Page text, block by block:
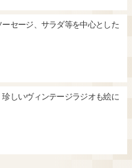
ーセージ、サラダ等を中心とした
珍しいヴィンテージラジオも絵に